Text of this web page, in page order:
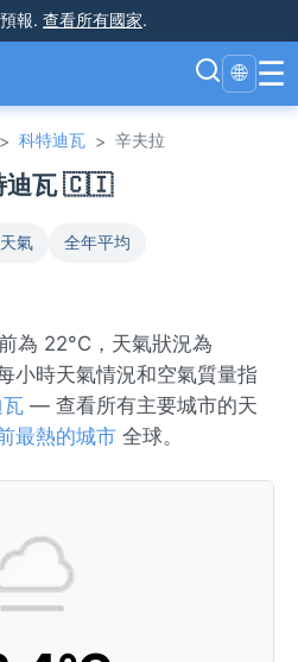
報. 查看所有國家.
🌐 ☰
> 科特迪瓦 > 辛夫拉
迪瓦 🇨🇮
氣
全年平均
為 22°C，天氣狀況為
小時天氣情況和空氣質量指
— 查看所有主要城市的天
最熱的城市 全球。